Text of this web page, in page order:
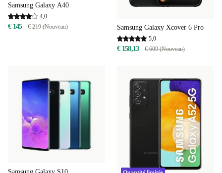
Samsung Galaxy A40
4,0
€ 145 € 219 (Nouveau) Samsung Galaxy Xcover 6 Pro
5,0
€ 158,13 € 609 (Nouveau)